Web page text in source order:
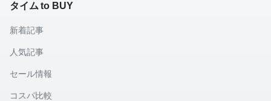
タイム to BUY
新着記事
人気記事
セール情報
コスパ比較